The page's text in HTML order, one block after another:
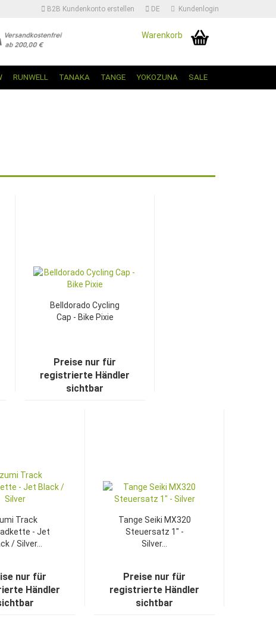
B2B Kundenkonto erstellen DE
Sprache auswählen | Change Language
Kundenlogin
Konto erstellen
Warenkorb
RUNWELL TANAKA TANGE YOKOZUNA SALE
Belldorado Cycling
Cap - Bike Pixie
Preise nur für
registrierte Händler
sichtbar
Track
- Jet
/ Silver...
nur für
Händler
Tange Seiki MX320
Steuersatz 1" -
Silver...
Preise nur für
registrierte Händler
sichtbar